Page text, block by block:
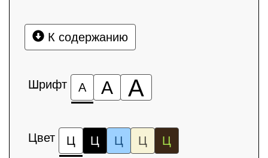
К содержанию
Шрифт А А А
Цвет Ц Ц Ц Ц Ц